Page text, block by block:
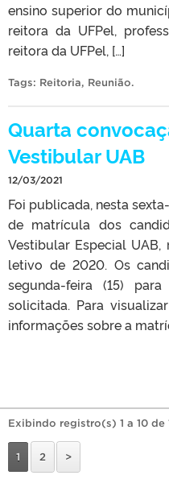
ensino superior do
reitora da UFPel,
reitora da UFPel, […]
Tags: Reitoria, Reunião.
Quarta
Vestibular UAB
12/03/2021
Foi publicada, nesta
de matrícula dos
Vestibular Especial
letivo de 2020. Os
segunda-feira (15)
solicitada. Para
informações sobre a
Exibindo registro(s) 1 a 10 de
1 2 >